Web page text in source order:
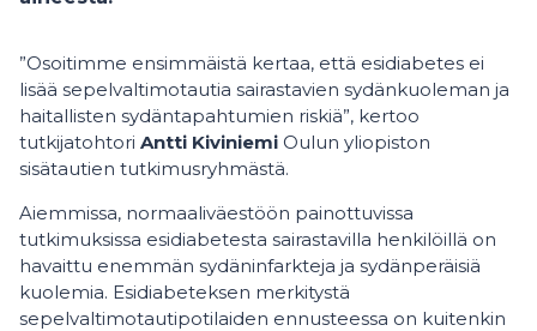
”Osoitimme ensimmäistä kertaa, että esidiabetes ei
lisää sepelvaltimotautia sairastavien sydänkuoleman ja
haitallisten sydäntapahtumien riskiä”, kertoo
tutkijatohtori Antti Kiviniemi Oulun yliopiston
sisätautien tutkimusryhmästä.
Aiemmissa, normaaliväestöön painottuvissa
tutkimuksissa esidiabetesta sairastavilla henkilöillä on
havaittu enemmän sydäninfarkteja ja sydänperäisiä
kuolemia. Esidiabeteksen merkitystä
sepelvaltimotautipotilaiden ennusteessa on kuitenkin